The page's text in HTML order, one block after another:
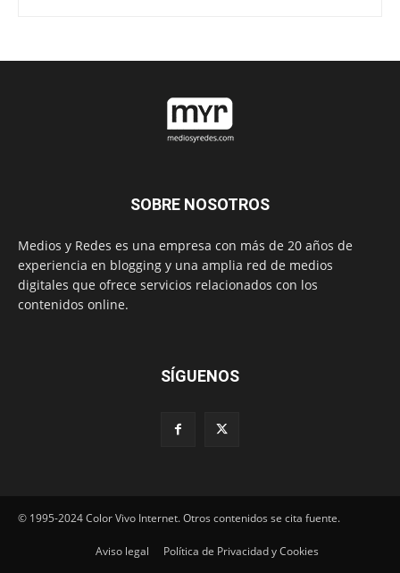
SOBRE NOSOTROS
Medios y Redes es una empresa con más de 20 años de
experiencia en blogging y una amplia red de medios
digitales que ofrece servicios relacionados con los
contenidos online.
SÍGUENOS
© 1995-2024 Color Vivo Internet. Otros contenidos se cita fuente.
Aviso legal Política de Privacidad y Cookies